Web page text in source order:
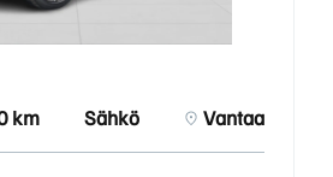
km Sähkö Vantaa